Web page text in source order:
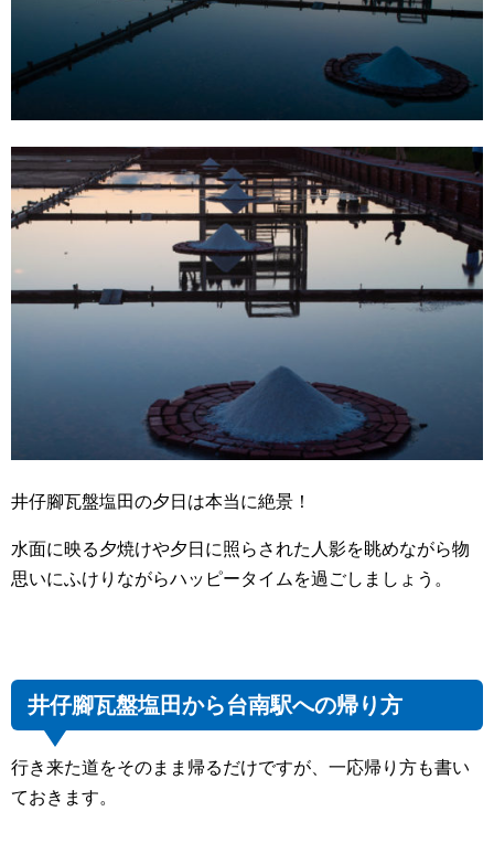
井仔腳瓦盤塩田の夕日は本当に絶景！
水面に映る夕焼けや夕日に照らされた人影を眺めながら物
思いにふけりながらハッピータイムを過ごしましょう。
井仔腳瓦盤塩田から台南駅への帰り方
行き来た道をそのまま帰るだけですが、一応帰り方も書い
ておきます。